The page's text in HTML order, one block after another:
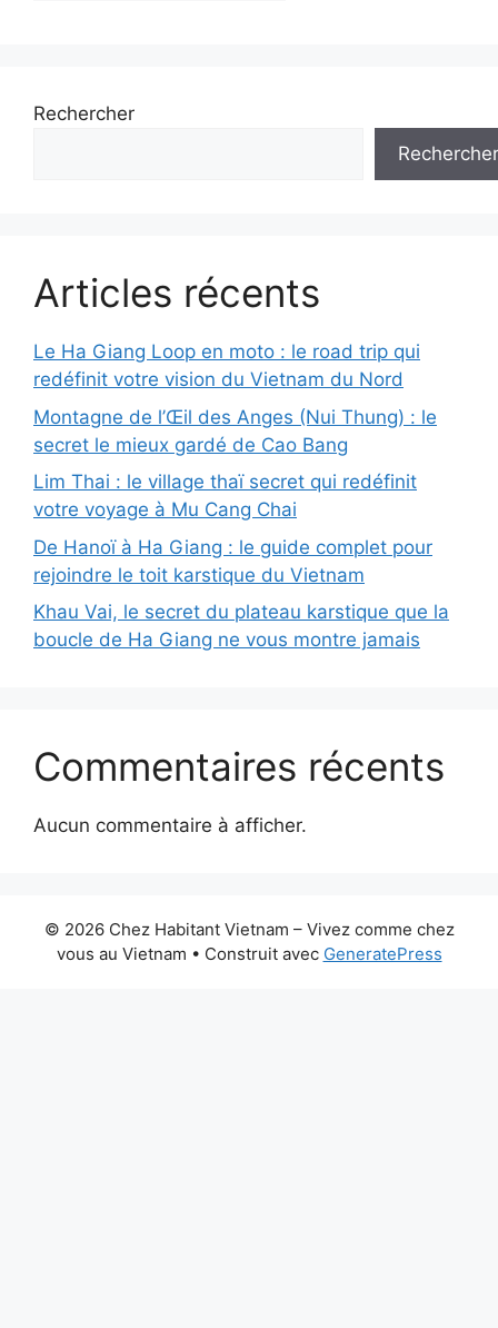
Rechercher
Rechercher
Articles récents
Le Ha Giang Loop en moto : le road trip qui
redéfinit votre vision du Vietnam du Nord
Montagne de l’Œil des Anges (Nui Thung) : le
secret le mieux gardé de Cao Bang
Lim Thai : le village thaï secret qui redéfinit
votre voyage à Mu Cang Chai
De Hanoï à Ha Giang : le guide complet pour
rejoindre le toit karstique du Vietnam
Khau Vai, le secret du plateau karstique que la
boucle de Ha Giang ne vous montre jamais
Commentaires récents
Aucun commentaire à afficher.
© 2026 Chez Habitant Vietnam – Vivez comme chez
vous au Vietnam • Construit avec GeneratePress